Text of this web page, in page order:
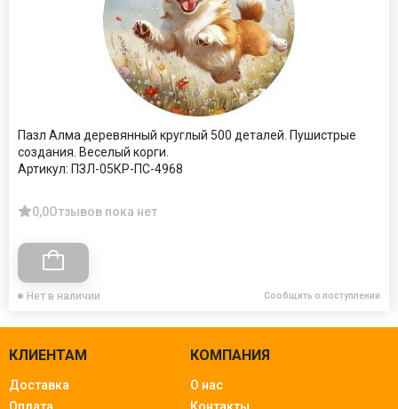
Пазл Алма деревянный круглый 500 деталей. Пушистрые
создания. Веселый корги.
Артикул: ПЗЛ-05КР-ПС-4968
0,0Отзывов пока нет
Нет в наличии Сообщить о поступлении
КЛИЕНТАМ
Доставка
КОМПАНИЯ
О нас